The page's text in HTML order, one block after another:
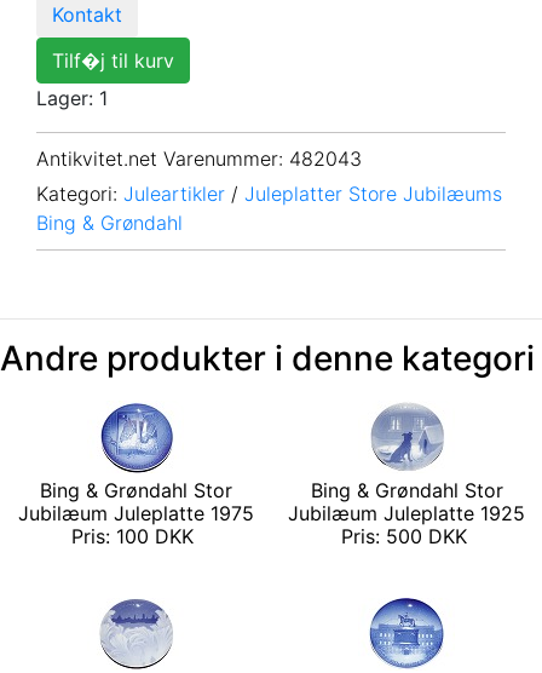
Kontakt
Tilf�j til kurv
Lager: 1
Antikvitet.net Varenummer: 482043
Kategori: Juleartikler / Juleplatter Store Jubilæums
Bing & Grøndahl
Andre produkter i denne kategori
Bing & Grøndahl Stor
Jubilæum Juleplatte 1975
Pris: 100 DKK
Bing & Grøndahl Stor
Jubilæum Juleplatte 1925
Pris: 500 DKK